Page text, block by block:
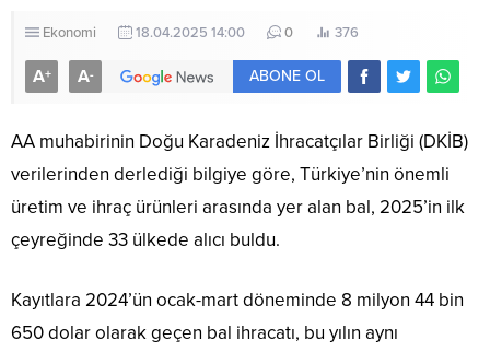
Ekonomi 18.04.2025 14:00 0 376
A+ A- ABONE OL
AA muhabirinin Doğu Karadeniz İhracatçılar Birliği (DKİB)
verilerinden derlediği bilgiye göre, Türkiye’nin önemli
üretim ve ihraç ürünleri arasında yer alan bal, 2025’in ilk
çeyreğinde 33 ülkede alıcı buldu.
Kayıtlara 2024’ün ocak-mart döneminde 8 milyon 44 bin
650 dolar olarak geçen bal ihracatı, bu yılın aynı